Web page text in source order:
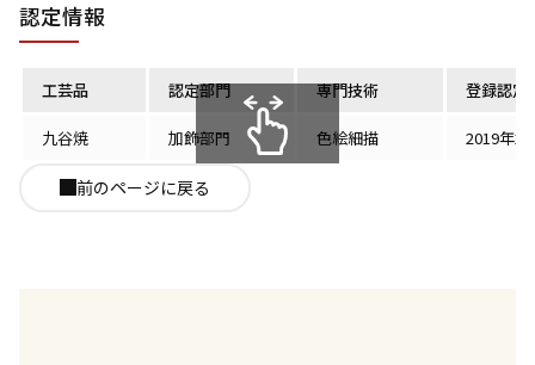
認定情報
工芸品 認定部門 専門技術 登録認定
九谷焼 加飾部門 色絵細描 2019年2
前のページに戻る